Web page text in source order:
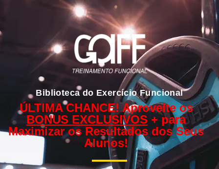
Biblioteca do Exercício Funcional
ÚLTIMA CHANCE! Aproveite os
BONUS EXCLUSIVOS + para
Maximizar os Resultados dos Seus
Alunos!